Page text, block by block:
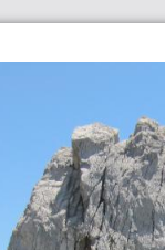
СТРАНЫ
справка,
посмотреть